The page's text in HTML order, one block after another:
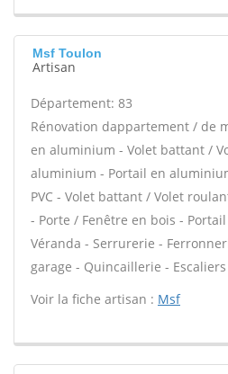
Msf Toulon
Artisan
Département: 83
Rénovation dappartement / de
en aluminium - Volet battant /
aluminium - Portail en
PVC - Volet battant / Volet
- Porte / Fenêtre en bois -
Véranda - Serrurerie -
garage - Quincaillerie -
Voir la fiche artisan : Msf